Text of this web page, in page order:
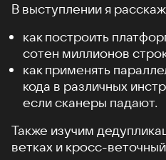
В выступлении я
как построить
сотен миллионов
как применять
кода в различных
если сканеры падают.
Также изучим
ветках и кросс-